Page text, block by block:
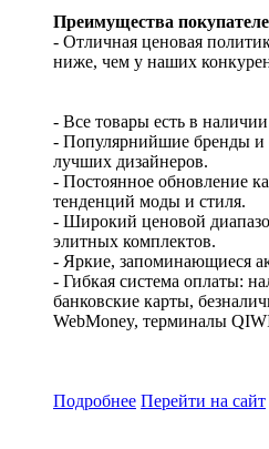
Преимущества
- Отличная ценовая
ниже, чем у наших
- Все товары есть в
- Популярнийшие бренды и
лучших дизайнеров.
- Постоянное обновление
тенденций моды и стиля.
- Широкий ценовой
элитных комплектов.
- Яркие, запоминающиеся
- Гибкая система оплаты:
банковские карты,
WebMoney, терминалы
Подробнее Перейти на сайт